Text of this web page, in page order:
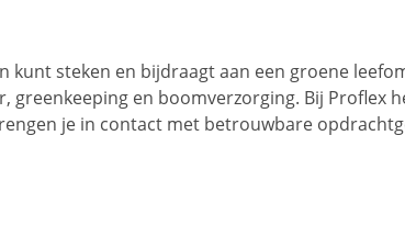
steken en bijdraagt aan een groene
en boomverzorging. Bij Proflex
je in contact met betrouwbare